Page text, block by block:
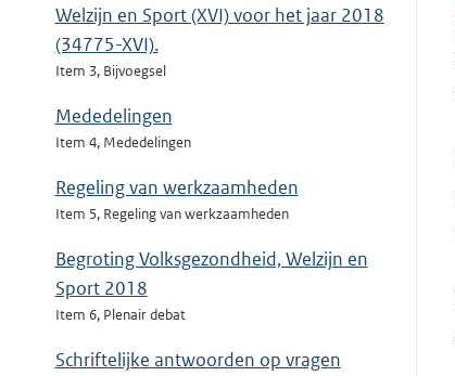
Welzijn en Sport (XVI) voor het jaar 2018
(34775-XVI).
Item 3, Bijvoegsel
Mededelingen
Item 4, Mededelingen
Regeling van werkzaamheden
Item 5, Regeling van werkzaamheden
Begroting Volksgezondheid, Welzijn en
Sport 2018
Item 6, Plenair debat
Schriftelijke antwoorden op vragen